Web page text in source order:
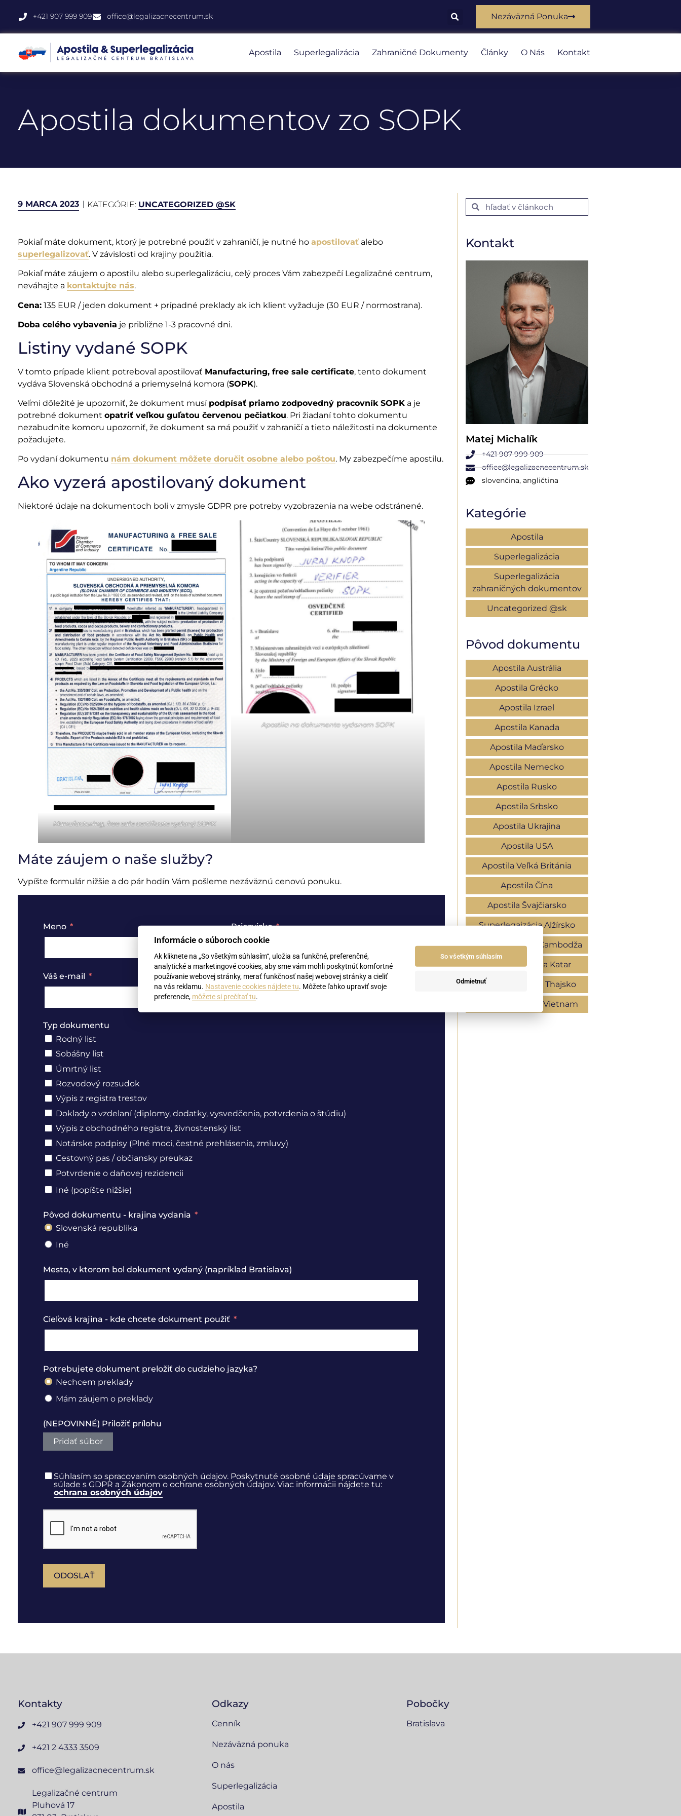
+421 907 999 909 office@legalizacnecentrum.sk Nezáväzná Ponuka
Apostila Superlegalizácia Zahraničné Dokumenty Články O Nás Kontakt
Apostila dokumentov zo SOPK
9 MARCA 2023 KATEGÓRIE: UNCATEGORIZED @SK
Pokiaľ máte dokument, ktorý je potrebné použiť v zahraničí, je nutné ho apostilovať alebo
superlegalizovať. V závislosti od krajiny použitia.
Pokiaľ máte záujem o apostilu alebo superlegalizáciu, celý proces Vám zabezpečí Legalizačné centrum,
neváhajte a kontaktujte nás.
Cena: 135 EUR / jeden dokument + prípadné preklady ak ich klient vyžaduje (30 EUR / normostrana).
Doba celého vybavenia je približne 1-3 pracovné dni.
Listiny vydané SOPK
V tomto prípade klient potreboval apostilovať Manufacturing, free sale certificate, tento dokument
vydáva Slovenská obchodná a priemyselná komora (SOPK).
Veľmi dôležité je upozorniť, že dokument musí podpísať priamo zodpovedný pracovník SOPK a je
potrebné dokument opatriť veľkou guľatou červenou pečiatkou. Pri žiadaní tohto dokumentu
nezabudnite komoru upozorniť, že dokument sa má použiť v zahraničí a tieto náležitosti na dokumente
požadujete.
Po vydaní dokumentu nám dokument môžete doručit osobne alebo poštou. My zabezpečíme apostilu.
Ako vyzerá apostilovaný dokument
Niektoré údaje na dokumentoch boli v zmysle GDPR pre potreby vyzobrazenia na webe odstránené.
Manufacturing, free sale certificate vydaný SOPK
Apostila na dokumente vydanom SOPK
Máte záujem o naše služby?
Vypíšte formulár nižšie a do pár hodín Vám pošleme nezáväznú cenovú ponuku.
Meno Priezvisko
Váš e-mail
Typ dokumentu
Rodný list
Sobášny list
Úmrtný list
Rozvodový rozsudok
Výpis z registra trestov
Doklady o vzdelaní (diplomy, dodatky, vysvedčenia, potvrdenia o štúdiu)
Výpis z obchodného registra, živnostenský list
Notárske podpisy (Plné moci, čestné prehlásenia, zmluvy)
Cestovný pas / občiansky preukaz
Potvrdenie o daňovej rezidencii
Iné (popíšte nižšie)
Pôvod dokumentu - krajina vydania
Slovenská republika
Iné
Mesto, v ktorom bol dokument vydaný (napríklad Bratislava)
Cieľová krajina - kde chcete dokument použiť
Potrebujete dokument preložiť do cudzieho jazyka?
Nechcem preklady
Mám záujem o preklady
(NEPOVINNÉ) Priložiť prílohu
Pridať súbor
Súhlasím so spracovaním osobných údajov. Poskytnuté osobné údaje spracúvame v
súlade s GDPR a Zákonom o ochrane osobných údajov. Viac informácii nájdete tu:
ochrana osobných údajov
ODOSLAŤ
Kontakt
Matej Michalík
+421 907 999 909
office@legalizacnecentrum.sk
slovenčina, angličtina
Kategórie
Apostila
Superlegalizácia
Superlegalizácia
zahraničných dokumentov
Uncategorized @sk
Pôvod dokumentu
Apostila Austrália
Apostila Grécko
Apostila Izrael
Apostila Kanada
Apostila Maďarsko
Apostila Nemecko
Apostila Rusko
Apostila Srbsko
Apostila Ukrajina
Apostila USA
Apostila Veľká Británia
Apostila Čína
Apostila Švajčiarsko
Superlegaizácia Alžírsko
Superlegalizácia Kambodža
Superlegalizácia Katar
Superlegalizácia Thajsko
Superlegalizácia Vietnam
Kontakty
+421 907 999 909
+421 2 4333 3509
office@legalizacnecentrum.sk
Legalizačné centrum
Pluhová 17
Odkazy
Cenník
Nezáväzná ponuka
O nás
Superlegalizácia
Apostila
Pobočky
Bratislava
Informácie o súboroch cookie
Ak kliknete na „So všetkým súhlasím“, uložia sa funkčné, preferenčné,
analytické a marketingové cookies, aby sme vám mohli poskytnúť komfortné
používanie webovej stránky, merať funkčnosť našej webovej stránky a cieliť
na vás reklamu. Nastavenie cookies nájdete tu. Môžete ľahko upraviť svoje
preferencie, môžete si prečítať tu.
So všetkým súhlasím
Odmietnuť